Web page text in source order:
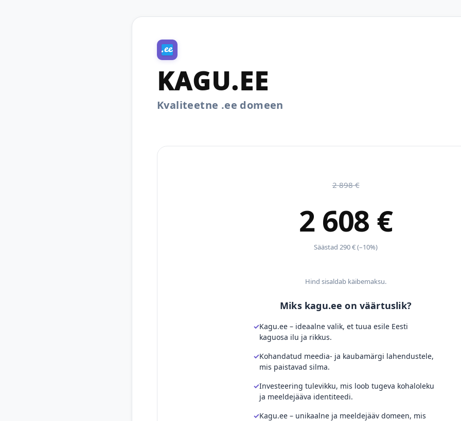
KAGU.EE
Kvaliteetne .ee domeen
2 898 €
2 608 €
Säästad 290 € (–10%)
Hind sisaldab käibemaksu.
Miks kagu.ee on väärtuslik?
Kagu.ee – ideaalne valik, et tuua esile Eesti
kaguosa ilu ja rikkus.
Kohandatud meedia- ja kaubamärgi lahendustele,
mis paistavad silma.
Investeering tulevikku, mis loob tugeva kohaloleku
ja meeldejääva identiteedi.
Kagu.ee – unikaalne ja meeldejääv domeen, mis